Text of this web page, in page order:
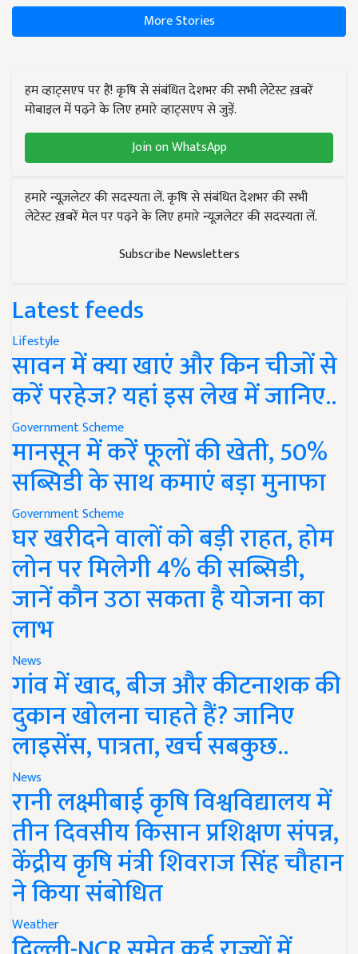
More Stories
हम व्हाट्सएप पर हैं! कृषि से संबंधित देशभर की सभी लेटेस्ट ख़बरें
मोबाइल में पढ़ने के लिए हमारे व्हाट्सएप से जुड़ें.
Join on WhatsApp
हमारे न्यूज़लेटर की सदस्यता लें. कृषि से संबंधित देशभर की सभी
लेटेस्ट ख़बरें मेल पर पढ़ने के लिए हमारे न्यूज़लेटर की सदस्यता लें.
Subscribe Newsletters
Latest feeds
Lifestyle
सावन में क्या खाएं और किन चीजों से
करें परहेज? यहां इस लेख में जानिए..
Government Scheme
मानसून में करें फूलों की खेती, 50%
सब्सिडी के साथ कमाएं बड़ा मुनाफा
Government Scheme
घर खरीदने वालों को बड़ी राहत, होम
लोन पर मिलेगी 4% की सब्सिडी,
जानें कौन उठा सकता है योजना का
लाभ
News
गांव में खाद, बीज और कीटनाशक की
दुकान खोलना चाहते हैं? जानिए
लाइसेंस, पात्रता, खर्च सबकुछ..
News
रानी लक्ष्मीबाई कृषि विश्वविद्यालय में
तीन दिवसीय किसान प्रशिक्षण संपन्न,
केंद्रीय कृषि मंत्री शिवराज सिंह चौहान
ने किया संबोधित
Weather